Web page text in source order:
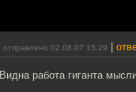
отправлено 02.08.07 15:29
Видна работа гиганта